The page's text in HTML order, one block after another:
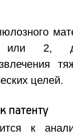
2,
целей.
патенту
к